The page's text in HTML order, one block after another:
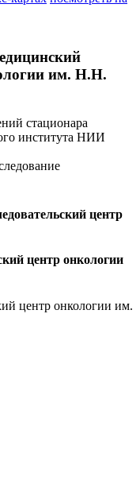
им. Н.Н.
стационара
института НИИ
центр
центр онкологии
центр онкологии им.